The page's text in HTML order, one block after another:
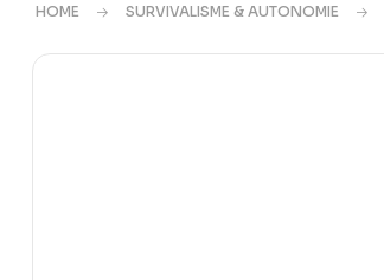
HOME SURVIVALISME & AUTONOMIE